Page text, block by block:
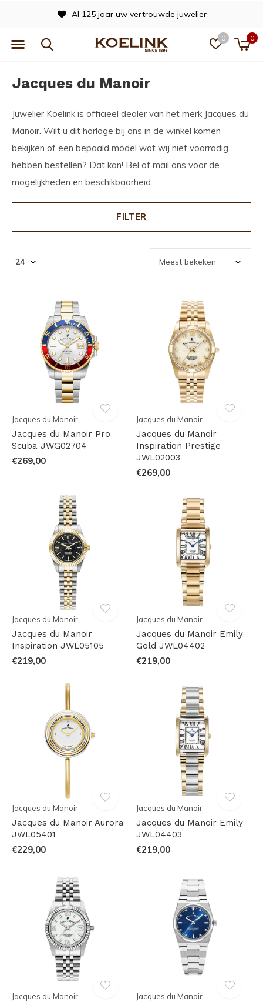
0 0
125 jaar uw vertrouwde juwelier
Jacques du Manoir
Juwelier Koelink is officieel dealer van het merk Jacques du
Manoir. Wilt u dit horloge bij ons in de winkel komen
bekijken of een bepaald model wat wij niet voorradig
hebben bestellen? Dat kan! Bel of mail ons voor de
mogelijkheden en beschikbaarheid.
FILTER
Jacques du Manoir
Jacques du Manoir Pro
Scuba JWG02704
€269,00
Jacques du Manoir
Jacques du Manoir
Inspiration Prestige
JWL02003
€269,00
Jacques du Manoir
Jacques du Manoir
Inspiration JWL05105
€219,00
Jacques du Manoir
Jacques du Manoir Emily
Gold JWL04402
€219,00
Jacques du Manoir
Jacques du Manoir Aurora
JWL05401
€229,00
Jacques du Manoir
Jacques du Manoir Emily
JWL04403
€219,00
Jacques du Manoir Jacques du Manoir